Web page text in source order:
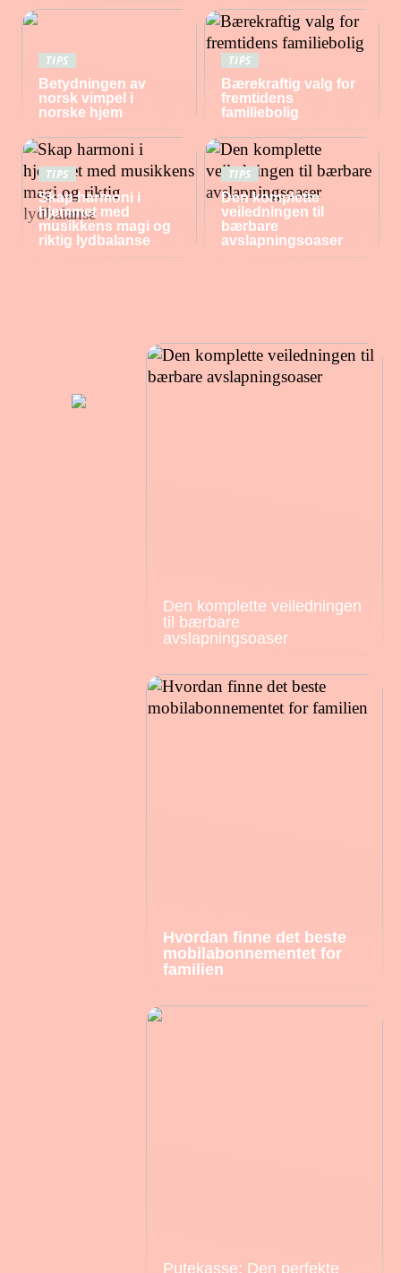
TIPS
Betydningen av
norsk vimpel i
norske hjem
TIPS
Bærekraftig valg for
fremtidens
familiebolig
TIPS
Skap harmoni i
hjemmet med
musikkens magi og
riktig lydbalanse
TIPS
Den komplette
veiledningen til
bærbare
avslapningsoaser
Den komplette veiledningen
til bærbare
avslapningsoaser
Hvordan finne det beste
mobilabonnementet for
familien
Putekasse: Den perfekte